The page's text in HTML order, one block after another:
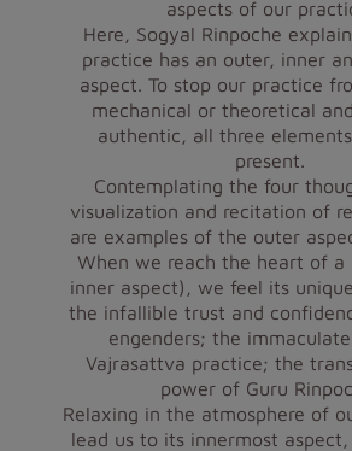
aspects of our
Here, Sogyal Rinpoche
practice has an outer, inner
aspect. To stop our practice
mechanical or theoretical
authentic, all three
present.
Contemplating the four
visualization and recitation of
are examples of the outer
When we reach the heart of a
inner aspect), we feel its
the infallible trust and
engenders; the
Vajrasattva practice; the
power of Guru
Relaxing in the atmosphere of
lead us to its innermost